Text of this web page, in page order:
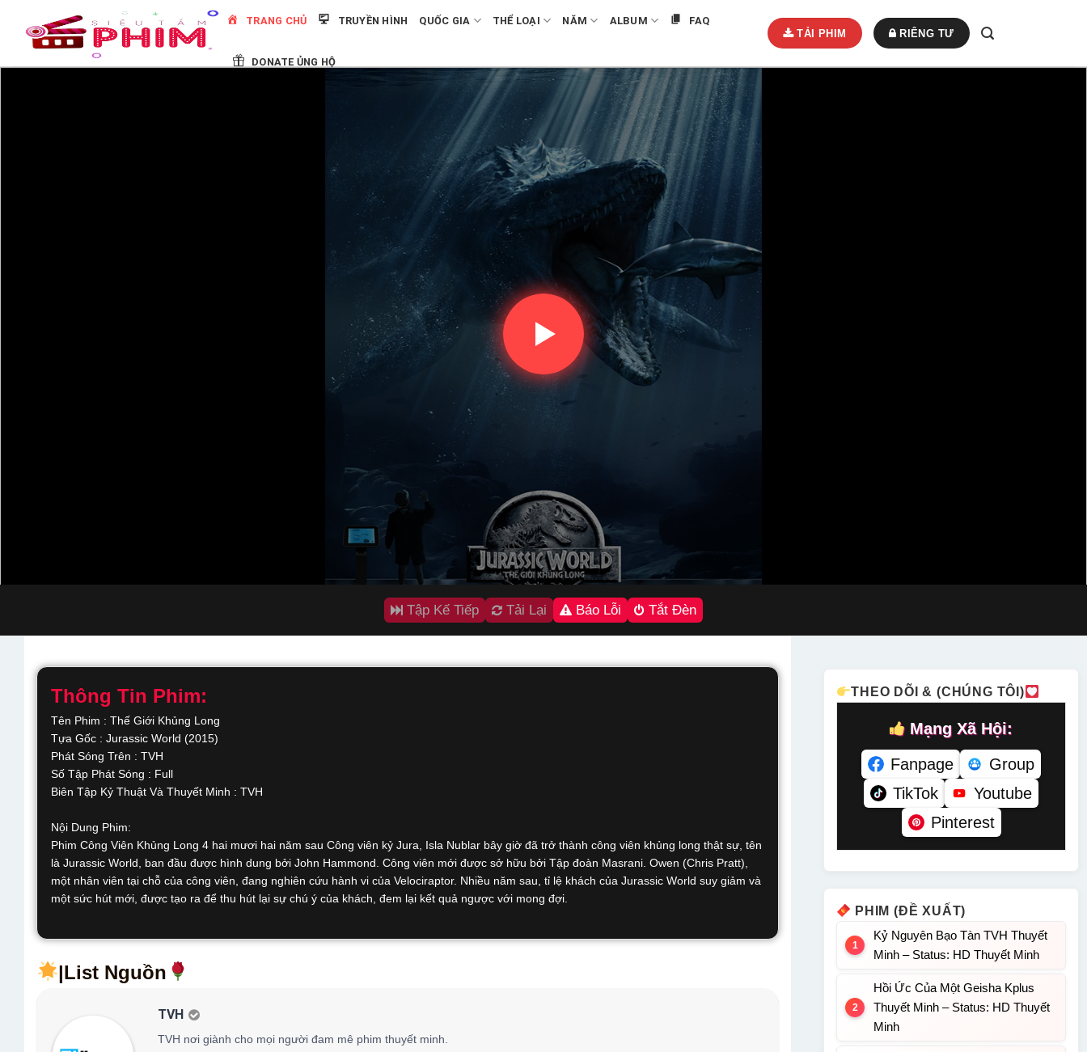
TRANG CHỦ TRUYỀN HÌNH QUỐC GIA THỂ LOẠI NĂM ALBUM FAQ
DONATE ỦNG HỘ
Tập Kế Tiếp Tải Lại Báo Lỗi Tắt Đèn
Thông Tin Phim:
Tên Phim : Thế Giới Khủng Long
Tựa Gốc : Jurassic World (2015)
Phát Sóng Trên : TVH
Số Tập Phát Sóng : Full
Biên Tập Kỷ Thuật Và Thuyết Minh : TVH
Nội Dung Phim:
Phim Công Viên Khủng Long 4 hai mươi hai năm sau Công viên kỷ Jura, Isla Nublar bây giờ đã trở thành công viên khủng long thật sự, tên
là Jurassic World, ban đầu được hình dung bởi John Hammond. Công viên mới được sở hữu bởi Tập đoàn Masrani. Owen (Chris Pratt),
một nhân viên tại chỗ của công viên, đang nghiên cứu hành vi của Velociraptor. Nhiều năm sau, tỉ lệ khách của Jurassic World suy giảm và
một sức hút mới, được tạo ra để thu hút lại sự chú ý của khách, đem lại kết quả ngược với mong đợi.
|List Nguồn
TVH
TVH nơi giành cho mọi người đam mê phim thuyết minh.
THEO DÕI & (CHÚNG TÔI)
Mạng Xã Hội:
Fanpage
Group
TikTok
Youtube
Pinterest
PHIM (ĐỀ XUẤT)
Kỷ Nguyên Bạo Tàn TVH Thuyết
Minh – Status: HD Thuyết Minh
Hồi Ức Của Một Geisha Kplus
Thuyết Minh – Status: HD Thuyết
Minh